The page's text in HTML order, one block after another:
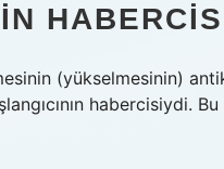
(yükselmesinin)
habercisiydi.